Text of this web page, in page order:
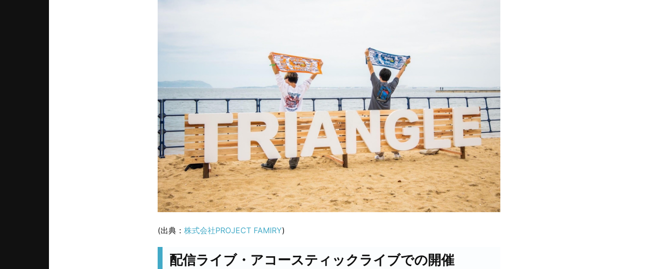
(出典： 株式会社PROJECT FAMIRY)
配信ライブ・アコースティックライブでの開催